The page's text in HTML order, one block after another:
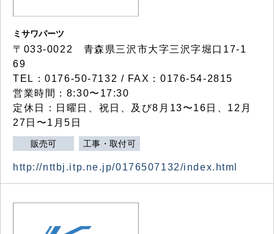
ミサワパーツ
〒033-0022 青森県三沢市大字三沢字堀口17-1
69
TEL：0176-50-7132 / FAX：0176-54-2815
営業時間：8:30〜17:30
定休日：日曜日、祝日、及び8月13〜16日、12月
27日〜1月5日
販売可 工事・取付可
http://nttbj.itp.ne.jp/0176507132/index.html